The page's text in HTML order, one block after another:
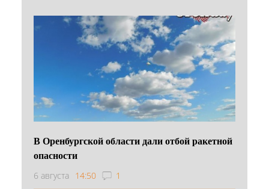
В Оренбургской области дали отбой ракетной
опасности
6 августа 14:50 1